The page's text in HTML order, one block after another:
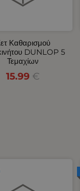
Καθαρισμού
DUNLOP 5
Τεμαχίων
15.99 €